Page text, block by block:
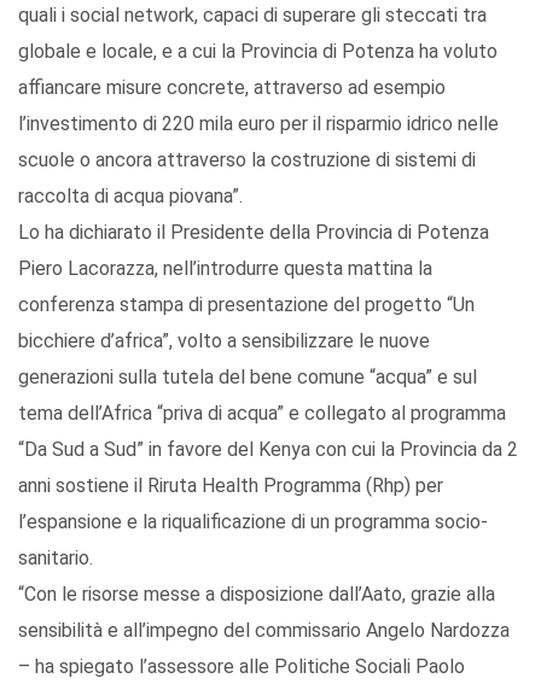
quali i social network, capaci di superare gli steccati tra
globale e locale, e a cui la Provincia di Potenza ha voluto
affiancare misure concrete, attraverso ad esempio
l’investimento di 220 mila euro per il risparmio idrico nelle
scuole o ancora attraverso la costruzione di sistemi di
raccolta di acqua piovana”.
Lo ha dichiarato il Presidente della Provincia di Potenza
Piero Lacorazza, nell’introdurre questa mattina la
conferenza stampa di presentazione del progetto “Un
bicchiere d’africa”, volto a sensibilizzare le nuove
generazioni sulla tutela del bene comune “acqua” e sul
tema dell’Africa “priva di acqua” e collegato al programma
“Da Sud a Sud” in favore del Kenya con cui la Provincia da 2
anni sostiene il Riruta Health Programma (Rhp) per
l’espansione e la riqualificazione di un programma socio-
sanitario.
“Con le risorse messe a disposizione dall’Aato, grazie alla
sensibilità e all’impegno del commissario Angelo Nardozza
– ha spiegato l’assessore alle Politiche Sociali Paolo